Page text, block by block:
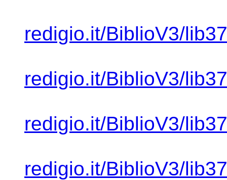
redigio.it/BiblioV3/
redigio.it/BiblioV3/
redigio.it/BiblioV3/
redigio.it/BiblioV3/